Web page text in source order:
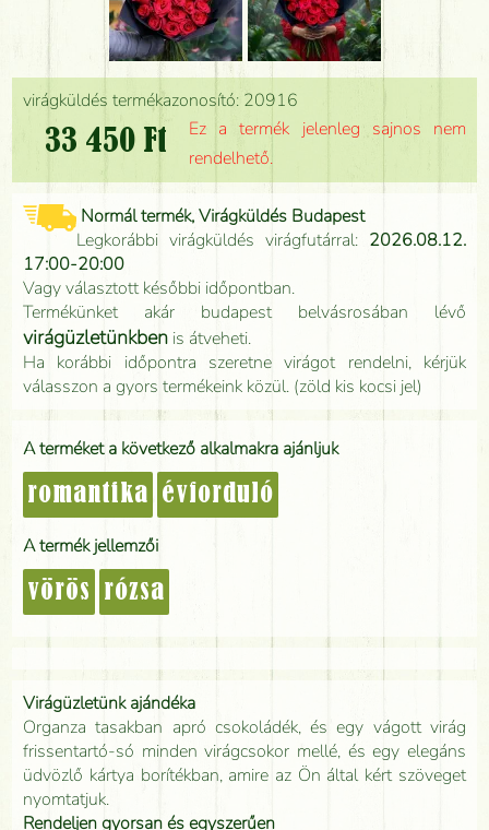
virágküldés termékazonosító: 20916
33 450 Ft
Ez a termék jelenleg sajnos nem
rendelhető.
Normál termék, Virágküldés Budapest
Legkorábbi virágküldés virágfutárral: 2026.08.12.
17:00-20:00
Vagy választott későbbi időpontban.
Termékünket akár budapest belvásrosában lévő
virágüzletünkben is átveheti.
Ha korábbi időpontra szeretne virágot rendelni, kérjük
válasszon a gyors termékeink közül. (zöld kis kocsi jel)
A terméket a következő alkalmakra ajánljuk
romantika évforduló
A termék jellemzői
vörös rózsa
Virágüzletünk ajándéka
Organza tasakban apró csokoládék, és egy vágott virág
frissentartó-só minden virágcsokor mellé, és egy elegáns
üdvözlő kártya borítékban, amire az Ön által kért szöveget
nyomtatjuk.
Rendeljen gyorsan és egyszerűen